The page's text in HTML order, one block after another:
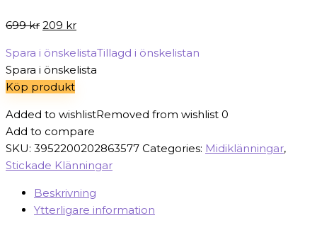
699kr Det
priset
var:
699 kr.
209 krDet
priset
är:
Spara i önskelistaTillagd i önskelistan
Spara i önskelista
Köp produkt
Added to wishlistRemoved from wishlist 0
Add to compare
SKU: 3952200202863577 Categories: Midiklänningar,
Stickade Klänningar
Beskrivning
Ytterligare information